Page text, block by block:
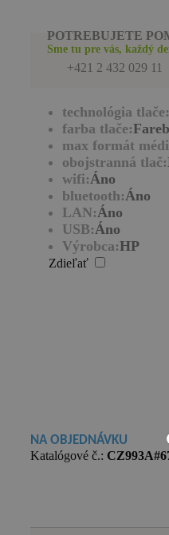
POTREBUJETE
Sme tu pre vás, každý
+421 2 432 029 11
technológia tlače:
farba tlače:
max formát
obojstranná tlač:
wifi:Áno
bluetooth:Áno
LAN:Áno
USB:Áno
Výrobca:HP
NA OBJEDNÁVKU
Katalógové č.:
Zdieľať